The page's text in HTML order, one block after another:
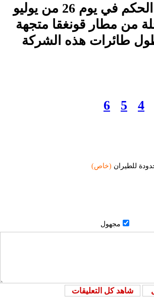
حاضرة منطقة التبت الذاتية الحكم في يوم 26 من يوليو
من مطار قونغقا متجهة
طائرات هذه الشركة
4
5
6
للطيران (خاص)
مجهول